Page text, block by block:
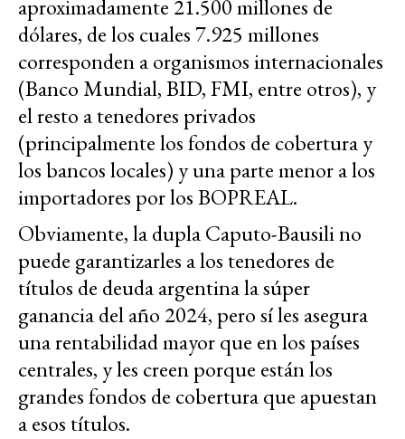
aproximadamente 21.500 millones de
dólares, de los cuales 7.925 millones
corresponden a organismos internacionales
(Banco Mundial, BID, FMI, entre otros), y
el resto a tenedores privados
(principalmente los fondos de cobertura y
los bancos locales) y una parte menor a los
importadores por los BOPREAL.
Obviamente, la dupla Caputo-Bausili no
puede garantizarles a los tenedores de
títulos de deuda argentina la súper
ganancia del año 2024, pero sí les asegura
una rentabilidad mayor que en los países
centrales, y les creen porque están los
grandes fondos de cobertura que apuestan
a esos títulos.